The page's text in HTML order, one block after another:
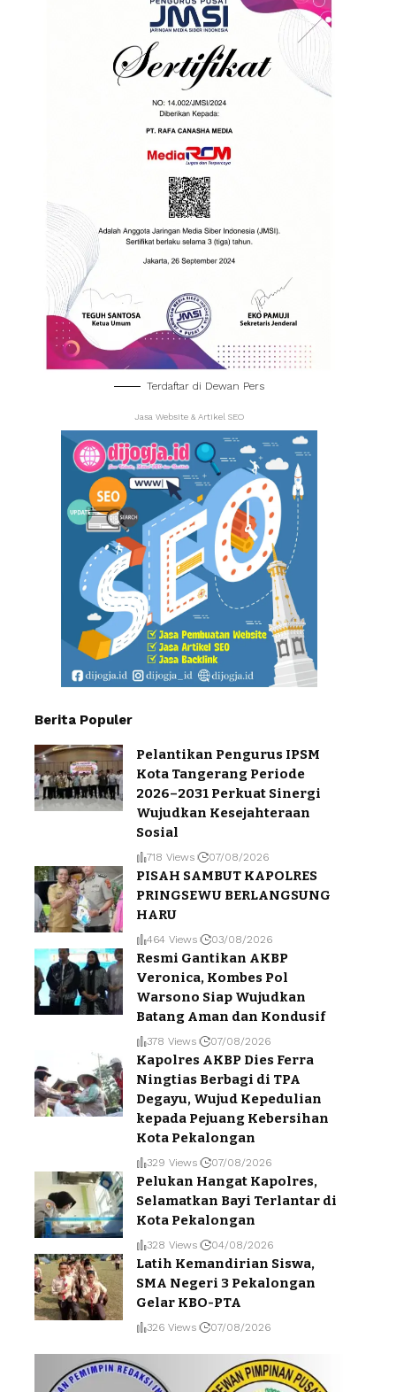
Terdaftar di Dewan Pers
Jasa Website & Artikel SEO
Berita Populer
Pelantikan Pengurus IPSM
Kota Tangerang Periode
2026–2031 Perkuat Sinergi
Wujudkan Kesejahteraan
Sosial
718 Views 07/08/2026
PISAH SAMBUT KAPOLRES
PRINGSEWU BERLANGSUNG
HARU
464 Views 03/08/2026
Resmi Gantikan AKBP
Veronica, Kombes Pol
Warsono Siap Wujudkan
Batang Aman dan Kondusif
378 Views 07/08/2026
Kapolres AKBP Dies Ferra
Ningtias Berbagi di TPA
Degayu, Wujud Kepedulian
kepada Pejuang Kebersihan
Kota Pekalongan
329 Views 07/08/2026
Pelukan Hangat Kapolres,
Selamatkan Bayi Terlantar di
Kota Pekalongan
328 Views 04/08/2026
Latih Kemandirian Siswa,
SMA Negeri 3 Pekalongan
Gelar KBO-PTA
326 Views 07/08/2026